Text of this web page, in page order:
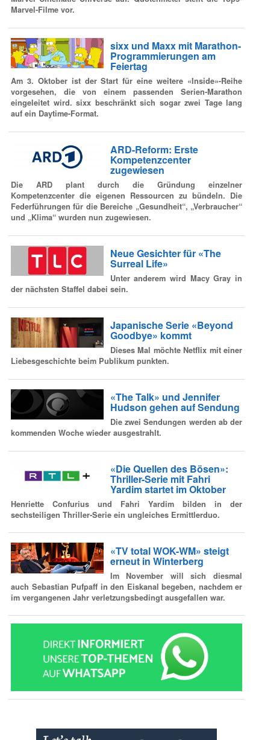
Marvel-Filme vor.
sixx und Maxx mit Marathon-
Programmierungen am
Feiertag
Am 3. Oktober ist der Start für eine weitere «Inside»-Reihe
vorgesehen, die von einem passenden Serien-Marathon
eingeleitet wird. sixx beschränkt sich sogar zwei Tage lang
auf ein Daytime-Format.
ARD-Reform: Erste
Kompetenzcenter
zugewiesen
Die ARD plant durch die Gründung einzelner
Kompetenzcenter die eigenen Ressourcen zu bündeln. Die
Federführungen für die Bereiche „Gesundheit“, „Verbraucher“
und „Klima“ wurden nun zugewiesen.
Neue Gesichter für «The
Surreal Life»
Unter anderem wird Macy Gray in
der nächsten Staffel dabei sein.
Japanische Serie «Beyond
Goodbye» kommt
Dieses Mal möchte Netflix mit einer
Liebesgeschichte beim Publikum punkten.
«The Talk» und Jennifer
Hudson gehen auf Sendung
Die zwei Sendungen werden ab der
kommenden Woche wieder ausgestrahlt.
«Die Quellen des Bösen»:
Thriller-Serie mit Fahri
Yardim startet im Oktober
Henriette Confurius und Fahri Yardim bilden in der
sechsteiligen Thriller-Serie ein ungleiches Ermittlerduo.
«TV total WOK-WM» steigt
erneut in Winterberg
Im November will sich diesmal
auch Sebastian Pufpaff in den Eiskanal begeben, nachdem er
im vergangenen Jahr verletzungsbedingt ausgefallen war.